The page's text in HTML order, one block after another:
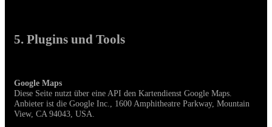
5. Plugins und Tools
Google Maps
Diese Seite nutzt über eine API den Kartendienst Google Maps.
Anbieter ist die Google Inc., 1600 Amphitheatre Parkway, Mountain
View, CA 94043, USA.